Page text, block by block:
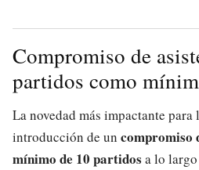
Compromiso de
partidos como
La novedad más impactante para
introducción de un compromiso
mínimo de 10 partidos a lo